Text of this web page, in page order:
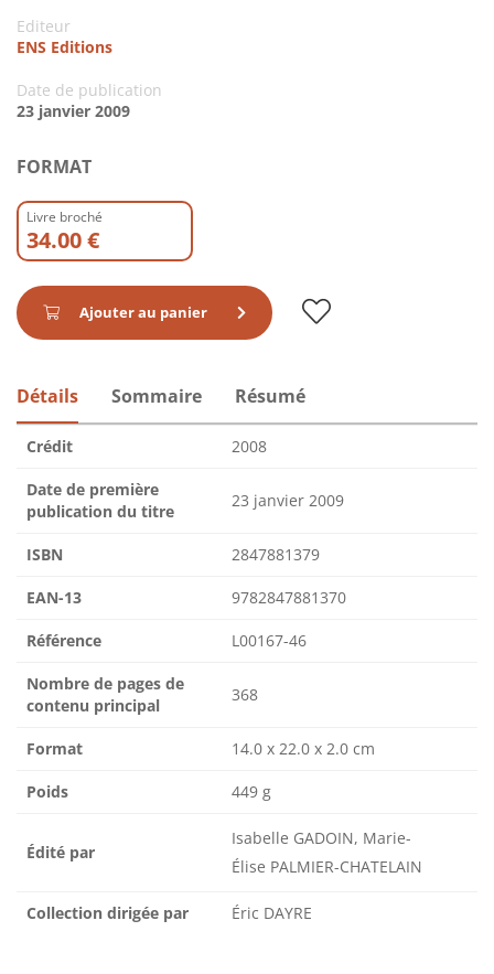
Editeur
ENS Editions
Date de publication
23 janvier 2009
FORMAT
Livre broché
34.00 €
Ajouter au panier
Détails Sommaire Résumé
Crédit 2008
Date de première
publication du titre
23 janvier 2009
ISBN 2847881379
EAN-13 9782847881370
Référence L00167-46
Nombre de pages de
contenu principal
368
Format 14.0 x 22.0 x 2.0 cm
Poids 449 g
Édité par
Isabelle GADOIN, Marie-
Élise PALMIER-CHATELAIN
Collection dirigée par Éric DAYRE